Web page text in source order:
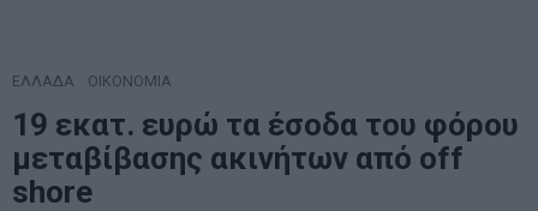
ΕΛΛΑΔΑ ΟΙΚΟΝΟΜΙΑ
19 εκατ. ευρώ τα έσοδα του φόρου
μεταβίβασης ακινήτων από off
shore